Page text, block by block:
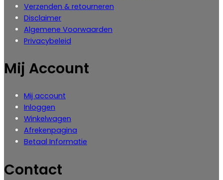
Verzenden & retourneren
Disclaimer
Algemene Voorwaarden
Privacybeleid
Mij Account
Mij account
Inloggen
‎Winkelwagen
Afrekenpagina
Betaal Informatie
Contact